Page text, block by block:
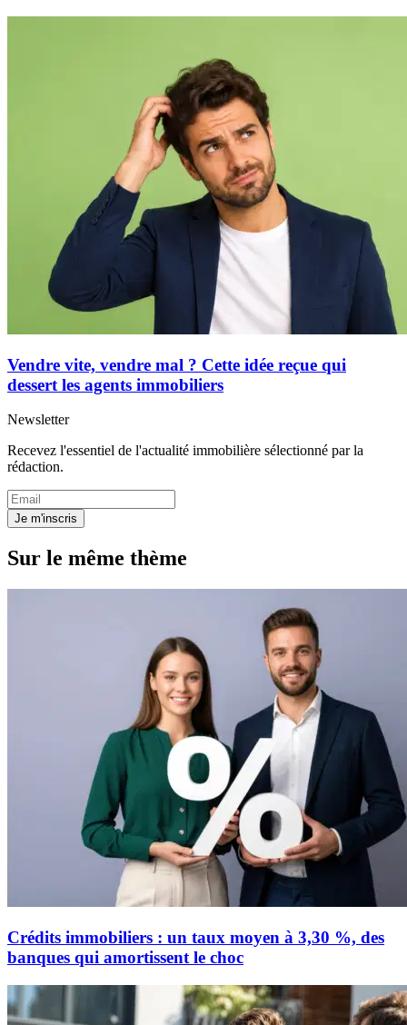
Vendre vite, vendre mal ? Cette idée reçue qui
dessert les agents immobiliers
Newsletter
Recevez l'essentiel de l'actualité immobilière sélectionné par la
rédaction.
Je m'inscris
Sur le même thème
Crédits immobiliers : un taux moyen à 3,30 %, des
banques qui amortissent le choc